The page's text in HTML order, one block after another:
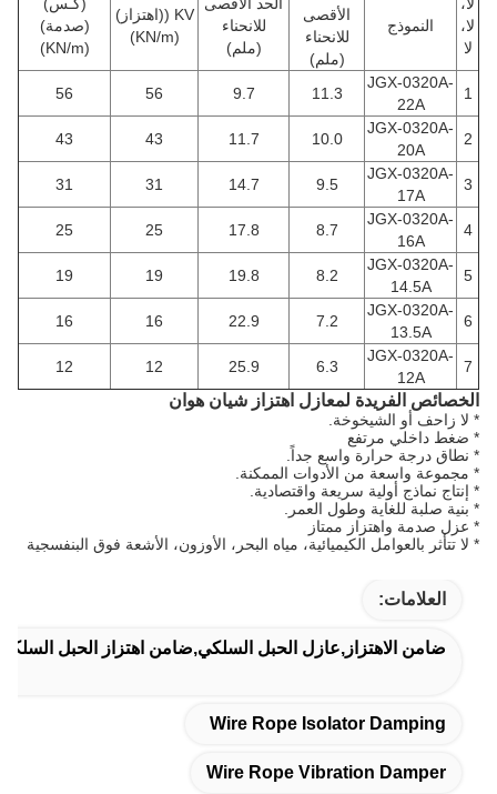
لا،
لا
النموذج
الأقصى
للانحناء
(ملم)
للانحناء
(ملم)
KV ((اهتزاز)
(صدمة)
JGX-0320A-
22A
11.3
9.7
56
56
2
JGX-0320A-
20A
10.0
11.7
43
43
3
JGX-0320A-
17A
9.5
14.7
31
31
4
JGX-0320A-
16A
8.7
17.8
25
25
5
JGX-0320A-
14.5A
8.2
19.8
19
19
6
JGX-0320A-
13.5A
7.2
22.9
16
16
7
JGX-0320A-
12A
6.3
25.9
12
12
الخصائص الفريدة لمعازل اهتزاز شيان هوان
* لا زاحف أو الشيخوخة.
* ضغط داخلي مرتفع
* نطاق درجة حرارة واسع جداً.
* مجموعة واسعة من الأدوات الممكنة.
* إنتاج نماذج أولية سريعة واقتصادية.
* بنية صلبة للغاية وطول العمر.
* عزل صدمة واهتزاز ممتاز
* لا تتأثر بالعوامل الكيميائية، مياه البحر، الأوزون، الأشعة فوق البنفسجية
العلامات:
ضامن الاهتزاز,عازل الحبل السلكي,ضامن اهتزاز الحبل السلكي
Wire Rope Isolator Damping
Wire Rope Vibration Damper